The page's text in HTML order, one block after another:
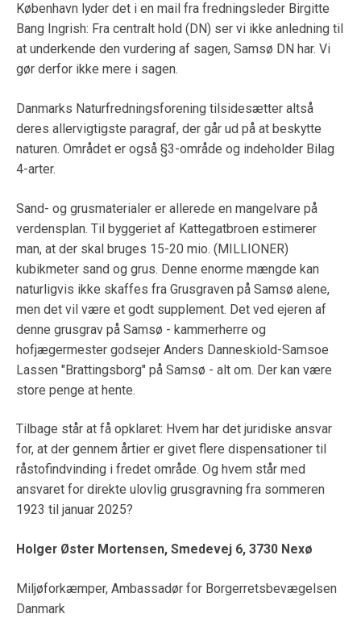
København lyder det i en mail fra fredningsleder Birgitte
Bang Ingrish: Fra centralt hold (DN) ser vi ikke anledning til
at underkende den vurdering af sagen, Samsø DN har. Vi
gør derfor ikke mere i sagen.
Danmarks Naturfredningsforening tilsidesætter altså
deres allervigtigste paragraf, der går ud på at beskytte
naturen. Området er også §3-område og indeholder Bilag
4-arter.
Sand- og grusmaterialer er allerede en mangelvare på
verdensplan. Til byggeriet af Kattegatbroen estimerer
man, at der skal bruges 15-20 mio. (MILLIONER)
kubikmeter sand og grus. Denne enorme mængde kan
naturligvis ikke skaffes fra Grusgraven på Samsø alene,
men det vil være et godt supplement. Det ved ejeren af
denne grusgrav på Samsø - kammerherre og
hofjægermester godsejer Anders Danneskiold-Samsoe
Lassen "Brattingsborg" på Samsø - alt om. Der kan være
store penge at hente.
Tilbage står at få opklaret: Hvem har det juridiske ansvar
for, at der gennem årtier er givet flere dispensationer til
råstofindvinding i fredet område. Og hvem står med
ansvaret for direkte ulovlig grusgravning fra sommeren
1923 til januar 2025?
Holger Øster Mortensen, Smedevej 6, 3730 Nexø
Miljøforkæmper, Ambassadør for Borgerretsbevægelsen
Danmark